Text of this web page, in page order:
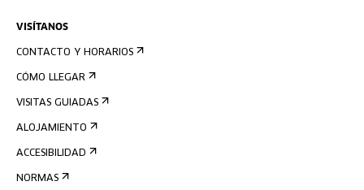
VISÍTANOS
CONTACTO Y HORARIOS
CÓMO LLEGAR
VISITAS GUIADAS
ALOJAMIENTO
ACCESIBILIDAD
NORMAS